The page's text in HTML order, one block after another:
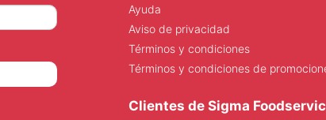
Ayuda
Aviso de privacidad
Términos y condiciones
Términos y condiciones de
Clientes de Sigma